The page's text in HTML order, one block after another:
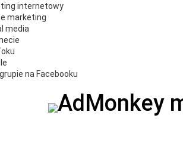
internetowy
marketing
media
na Facebooku